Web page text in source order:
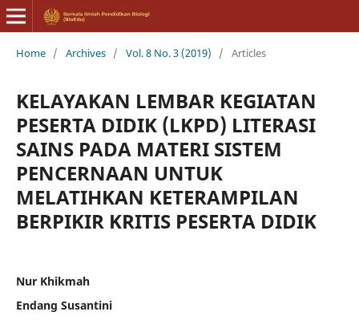
Home / Archives / Vol. 8 No. 3 (2019) / Articles
KELAYAKAN LEMBAR KEGIATAN
PESERTA DIDIK (LKPD) LITERASI
SAINS PADA MATERI SISTEM
PENCERNAAN UNTUK
MELATIHKAN KETERAMPILAN
BERPIKIR KRITIS PESERTA DIDIK
Nur Khikmah
Endang Susantini